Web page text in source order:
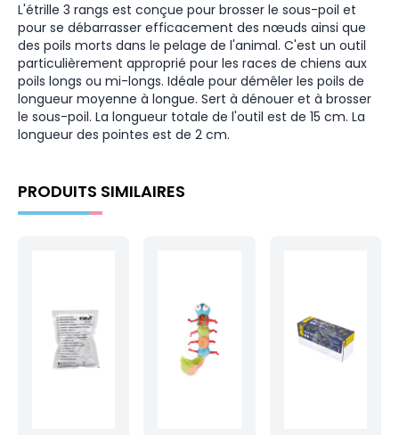
L'étrille 3 rangs est conçue pour brosser le sous-poil et
pour se débarrasser efficacement des nœuds ainsi que
des poils morts dans le pelage de l'animal. C'est un outil
particulièrement approprié pour les races de chiens aux
poils longs ou mi-longs. Idéale pour démêler les poils de
longueur moyenne à longue. Sert à dénouer et à brosser
le sous-poil. La longueur totale de l'outil est de 15 cm. La
longueur des pointes est de 2 cm.
PRODUITS SIMILAIRES